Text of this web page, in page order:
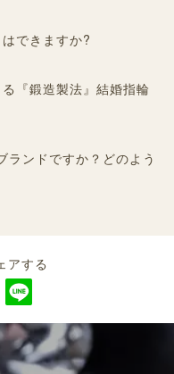
できますか?
『鍛造製法』結婚指輪
ランドですか？どのよう
アする